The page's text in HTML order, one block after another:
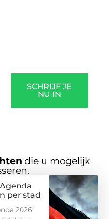
SCHRIJF JE
NU IN
die u mogelijk
per stad
2026: